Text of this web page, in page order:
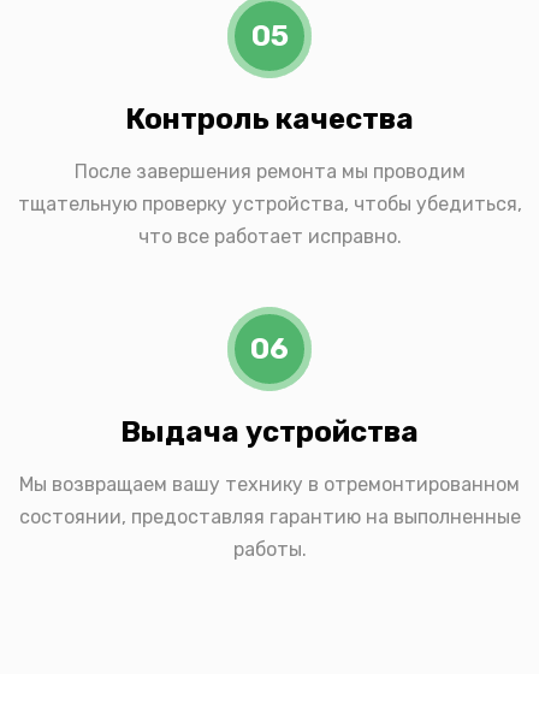
05
Контроль качества
После завершения ремонта мы проводим
тщательную проверку устройства, чтобы убедиться,
что все работает исправно.
06
Выдача устройства
Мы возвращаем вашу технику в отремонтированном
состоянии, предоставляя гарантию на выполненные
работы.